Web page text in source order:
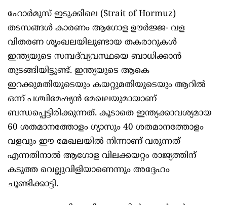
ഹോർമുസ് ഇടുക്കിലെ (Strait of Hormuz)
തടസങ്ങൾ കാരണം ആഗോള ഊർജ്ജ- വള
വിതരണ ശൃംഖലയിലുണ്ടായ തകരാറുകൾ
ഇന്ത്യയുടെ സമ്പദ്‌വ്യവസ്ഥയെ ബാധിക്കാൻ
തുടങ്ങിയിട്ടുണ്ട്. ഇന്ത്യയുടെ ആകെ
ഇറക്കുമതിയുടെയും കയറ്റുമതിയുടെയും ആറിൽ
ഒന്ന് പശ്ചിമേഷ്യൻ മേഖലയുമായാണ്
ബന്ധപ്പെട്ടിരിക്കുന്നത്. കൂടാതെ ഇന്ത്യക്കാവശ്യമായ
60 ശതമാനത്തോളം ഗ്യാസും 40 ശതമാനത്തോളം
വളവും ഈ മേഖലയിൽ നിന്നാണ് വരുന്നത്
എന്നതിനാൽ ആഗോള വിലക്കയറ്റം രാജ്യത്തിന്
കടുത്ത വെല്ലുവിളിയാണെന്നും അദ്ദേഹം
ചൂണ്ടിക്കാട്ടി.